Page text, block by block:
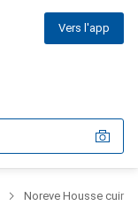
Vers l'app
Noreve Housse cuir